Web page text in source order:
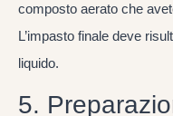
composto aerato che
L’impasto finale deve
liquido.
5.